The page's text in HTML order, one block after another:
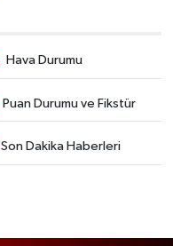
Hava Durumu
Puan Durumu ve Fikstür
Son Dakika Haberleri